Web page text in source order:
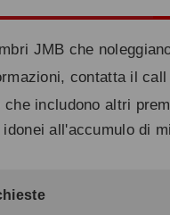
JMB che
contatta il
che includono altri
all'accumulo di